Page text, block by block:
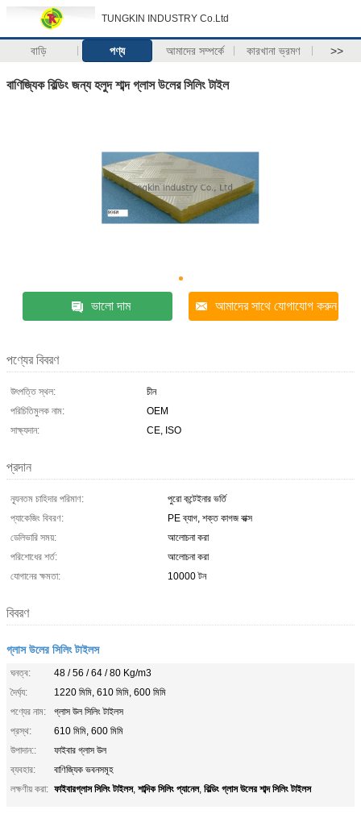
TUNGKIN INDUSTRY Co.Ltd
বাড়ি পণ্য আমাদের সম্পর্কে কারখানা ভ্রমণ >>
বাণিজ্যিক বিল্ডিং জন্য হলুদ শাব্দ গ্লাস উলের সিলিং টাইল
ভালো দাম আমাদের সাথে যোগাযোগ করুন
পণ্যের বিবরণ
উৎপত্তি স্থল:
চীন
পরিচিতিমুলক নাম:
OEM
সাক্ষ্যদান:
CE, ISO
প্রদান
ন্যূনতম চাহিদার পরিমাণ:
পুরো কন্টেইনার ভর্তি
প্যাকেজিং বিবরণ:
PE ব্যাগ, শক্ত কাগজ বাক্স
ডেলিভারি সময়:
আলোচনা করা
পরিশোধের শর্ত:
আলোচনা করা
যোগানের ক্ষমতা:
10000 টন
বিবরণ
গ্লাস উলের সিলিং টাইলস
ঘনত্ব:
48 / 56 / 64 / 80 Kg/m3
দৈর্ঘ্য:
1220 মিমি, 610 মিমি, 600 মিমি
পণ্যের নাম:
গ্লাস উল সিলিং টাইলস
প্রস্থ:
610 মিমি, 600 মিমি
উপাদান::
ফাইবার গ্লাস উল
ব্যবহার:
বাণিজ্যিক ভবনসমূহ
লক্ষণীয় করা: ফাইবারগ্লাস সিলিং টাইলস, শাব্দিক সিলিং প্যানেল, বিল্ডিং গ্লাস উলের শাব্দ সিলিং টাইলস